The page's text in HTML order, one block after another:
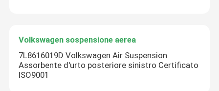
Volkswagen sospensione aerea
7L8616019D Volkswagen Air Suspension
Assorbente d'urto posteriore sinistro Certificato
ISO9001